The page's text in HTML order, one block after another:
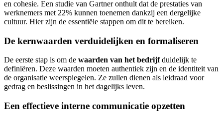
en cohesie. Een studie van Gartner onthult dat de prestaties van
werknemers met 22% kunnen toenemen dankzij een dergelijke
cultuur. Hier zijn de essentiële stappen om dit te bereiken.
De kernwaarden verduidelijken en formaliseren
De eerste stap is om de waarden van het bedrijfduidelijk te
definiëren. Deze waarden moeten authentiek zijn en de identiteit van
de organisatie weerspiegelen. Ze zullen dienen als leidraad voor
gedrag en beslissingen in het dagelijks leven.
Een effectieve interne communicatie opzetten